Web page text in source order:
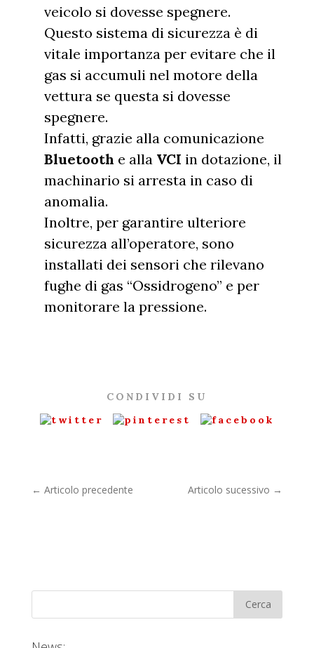
veicolo si dovesse spegnere.
Questo sistema di sicurezza è di
vitale importanza per evitare che il
gas si accumuli nel motore della
vettura se questa si dovesse
spegnere.
Infatti, grazie alla comunicazione
Bluetooth e alla VCI in dotazione, il
machinario si arresta in caso di
anomalia.
Inoltre, per garantire ulteriore
sicurezza all’operatore, sono
installati dei sensori che rilevano
fughe di gas “Ossidrogeno” e per
monitorare la pressione.
CONDIVIDI SU
← Articolo precedente Articolo sucessivo →